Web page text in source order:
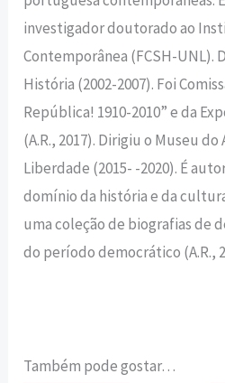
investigador doutorado ao
Contemporânea (FCSH-UNL).
História (2002-2007). Foi
República! 1910-2010” e da
(A.R., 2017). Dirigiu o Museu
Liberdade (2015- -2020). É
domínio da história e da
uma coleção de biografias de
do período democrático (A.R.,
Também pode gostar…